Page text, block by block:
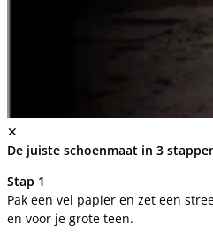
✕
De juiste schoenmaat in 3
Stap 1
Pak een vel papier en zet een
en voor je grote teen.